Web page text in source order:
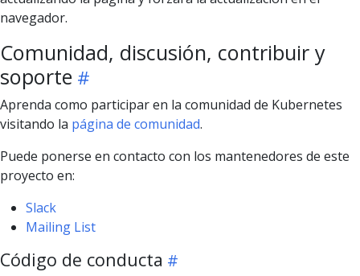
navegador.
Comunidad, discusión, contribuir y
soporte
Aprenda como participar en la comunidad de Kubernetes
visitando la página de comunidad.
Puede ponerse en contacto con los mantenedores de este
proyecto en:
Slack
Mailing List
Código de conducta